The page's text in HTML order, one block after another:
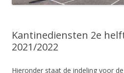
Kantinediensten 2e
2021/2022
Hieronder staat de indeling voor